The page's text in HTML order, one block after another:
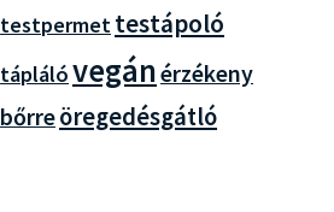
testpermettestápoló
táplálóvegánérzékeny
bőrreöregedésgátló